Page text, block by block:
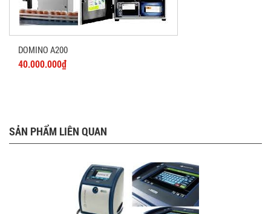
DOMINO A200
40.000.000₫
SẢN PHẨM LIÊN QUAN